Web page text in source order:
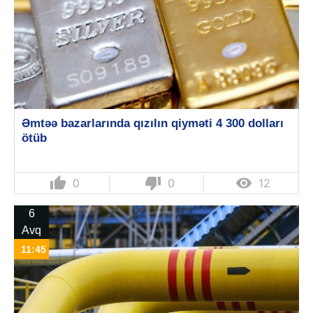
Əmtəə bazarlarında qızılın qiyməti 4 300 dolları
ötüb
thumb_up 0 thumb_down 0  12
6
Avq
11:45